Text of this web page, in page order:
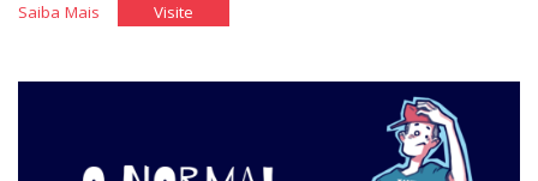
Saiba Mais"Média,Visite"Média,